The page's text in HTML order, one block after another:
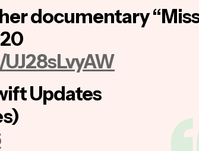
documentary
Updates